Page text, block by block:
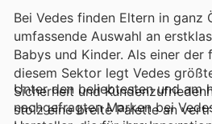
Bei Vedes finden Eltern in ganz
umfassende Auswahl an
Babys und Kinder. Als einer der
diesem Sektor legt Vedes
Sicherheit und
stolz eine breite Palette an
Unter den beliebtesten und am
nachgefragten Marken bei